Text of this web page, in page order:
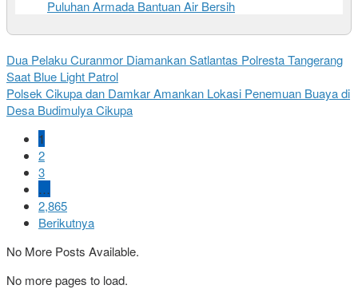
Puluhan Armada Bantuan Air Bersih
Dua Pelaku Curanmor Diamankan Satlantas Polresta Tangerang
Saat Blue Light Patrol
Polsek Cikupa dan Damkar Amankan Lokasi Penemuan Buaya di
Desa Budimulya Cikupa
1
2
3
…
2,865
Berikutnya
No More Posts Available.
No more pages to load.